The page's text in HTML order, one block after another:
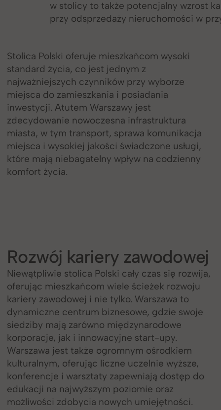
w stolicy to także potencjalny wzrost
przy odsprzedaży nieruchomości w
Stolica Polski oferuje mieszkańcom wysoki
standard życia, co jest jednym z
najważniejszych czynników przy wyborze
miejsca do zamieszkania i posiadania
inwestycji. Atutem Warszawy jest
zdecydowanie nowoczesna infrastruktura
miasta, w tym transport, sprawa komunikacja
miejsca i wysokiej jakości świadczone usługi,
które mają niebagatelny wpływ na codzienny
komfort życia.
Rozwój kariery zawodowej
Niewątpliwie stolica Polski cały czas się rozwija,
oferując mieszkańcom wiele ścieżek rozwoju
kariery zawodowej i nie tylko. Warszawa to
dynamiczne centrum biznesowe, gdzie swoje
siedziby mają zarówno międzynarodowe
korporacje, jak i innowacyjne start-upy.
Warszawa jest także ogromnym ośrodkiem
kulturalnym, oferując liczne uczelnie wyższe,
konferencje i warsztaty zapewniają dostęp do
edukacji na najwyższym poziomie oraz
możliwości zdobycia nowych umiejętności.